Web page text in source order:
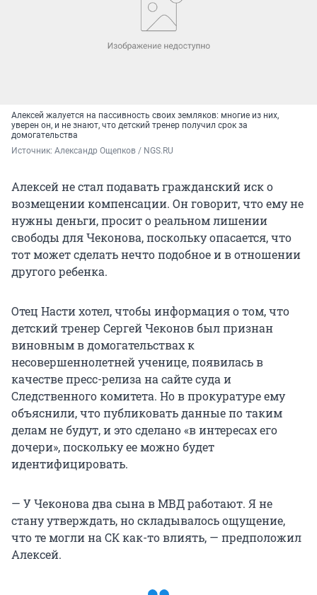
Алексей жалуется на пассивность своих земляков: многие из них,
уверен он, и не знают, что детский тренер получил срок за
домогательства
Источник: Александр Ощепков / NGS.RU
Алексей не стал подавать гражданский иск о
возмещении компенсации. Он говорит, что ему не
нужны деньги, просит о реальном лишении
свободы для Чеконова, поскольку опасается, что
тот может сделать нечто подобное и в отношении
другого ребенка.
Отец Насти хотел, чтобы информация о том, что
детский тренер Сергей Чеконов был признан
виновным в домогательствах к
несовершеннолетней ученице, появилась в
качестве пресс-релиза на сайте суда и
Следственного комитета. Но в прокуратуре ему
объяснили, что публиковать данные по таким
делам не будут, и это сделано «в интересах его
дочери», поскольку ее можно будет
идентифицировать.
— У Чеконова два сына в МВД работают. Я не
стану утверждать, но складывалось ощущение,
что те могли на СК как-то влиять, — предположил
Алексей.